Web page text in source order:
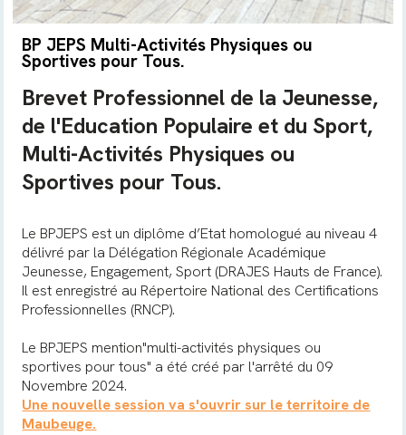
BP JEPS Multi-Activités Physiques ou
Sportives pour Tous.
Brevet Professionnel de la Jeunesse,
de l'Education Populaire et du Sport,
Multi-Activités Physiques ou
Sportives pour Tous.
Le BPJEPS est un diplôme d’Etat homologué au niveau 4
délivré par la Délégation Régionale Académique
Jeunesse, Engagement, Sport (DRAJES Hauts de France).
Il est enregistré au Répertoire National des Certifications
Professionnelles (RNCP).
Le BPJEPS mention"multi-activités physiques ou
sportives pour tous" a été créé par l'arrêté du 09
Novembre 2024.
Une nouvelle session va s'ouvrir sur le territoire de
Maubeuge.